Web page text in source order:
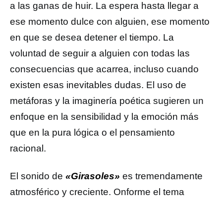
a las ganas de huir. La espera hasta llegar a
ese momento dulce con alguien, ese momento
en que se desea detener el tiempo. La
voluntad de seguir a alguien con todas las
consecuencias que acarrea, incluso cuando
existen esas inevitables dudas. El uso de
metáforas y la imaginería poética sugieren un
enfoque en la sensibilidad y la emoción más
que en la pura lógica o el pensamiento
racional.
El sonido de «Girasoles» es tremendamente
atmosférico y creciente. Onforme el tema